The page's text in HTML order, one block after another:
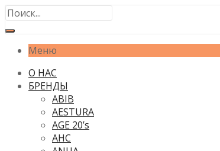
Меню
О НАС
БРЕНДЫ
ABIB
AESTURA
AGE 20’s
AHC